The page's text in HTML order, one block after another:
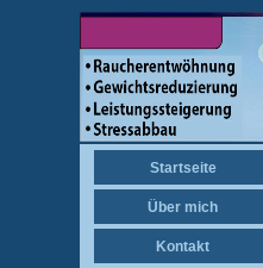
Startseite
Über mich
Kontakt